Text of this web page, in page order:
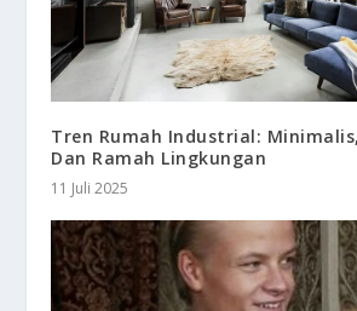
Tren Rumah Industrial:
Dan Ramah Lingkungan
11 Juli 2025